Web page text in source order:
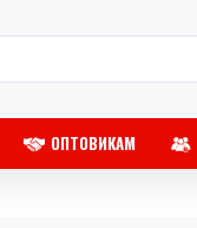
ОПТОВИКАМ